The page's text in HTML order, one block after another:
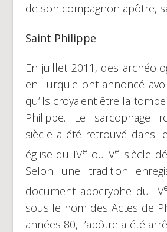
de son compagnon apôtre,
Saint Philippe
En juillet 2011, des
en Turquie ont annoncé
qu’ils croyaient être la
Philippe. Le sarcophage
siècle a été retrouvé dans
église du IVe ou Ve siècle
Selon une tradition
document apocryphe du IV
sous le nom des Actes de
années 80, l’apôtre a été